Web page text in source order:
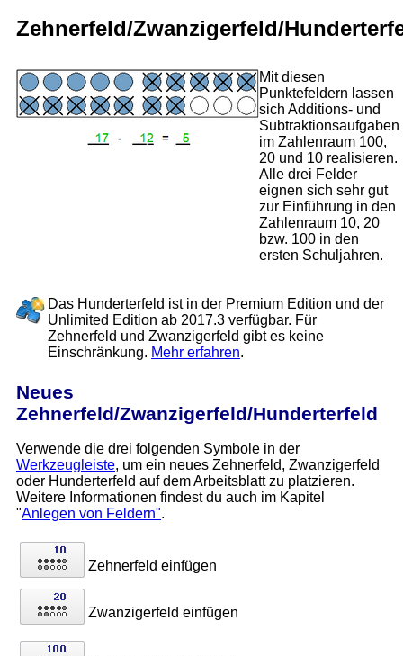
Zehnerfeld/Zwanzigerfeld/
Mit diesen
Punktefeldern lassen
sich Additions- und
Subtraktionsaufgaben
im Zahlenraum 100,
20 und 10 realisieren.
Alle drei Felder
eignen sich sehr gut
zur Einführung in den
Zahlenraum 10, 20
bzw. 100 in den
ersten Schuljahren.
Das Hunderterfeld ist in der Premium Edition und der
Unlimited Edition ab 2017.3 verfügbar. Für
Zehnerfeld und Zwanzigerfeld gibt es keine
Einschränkung. Mehr erfahren.
Neues
Zehnerfeld/Zwanzigerfeld/Hunderterfeld
Verwende die drei folgenden Symbole in der
Werkzeugleiste, um ein neues Zehnerfeld, Zwanzigerfeld
oder Hunderterfeld auf dem Arbeitsblatt zu platzieren.
Weitere Informationen findest du auch im Kapitel
"Anlegen von Feldern".
Zehnerfeld einfügen
Zwanzigerfeld einfügen